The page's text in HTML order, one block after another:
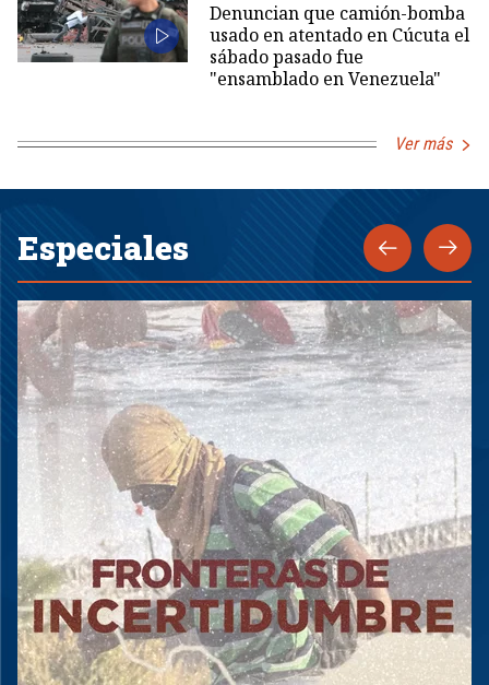
Denuncian que camión-bomba
usado en atentado en Cúcuta el
sábado pasado fue
"ensamblado en Venezuela"
Ver más
Especiales